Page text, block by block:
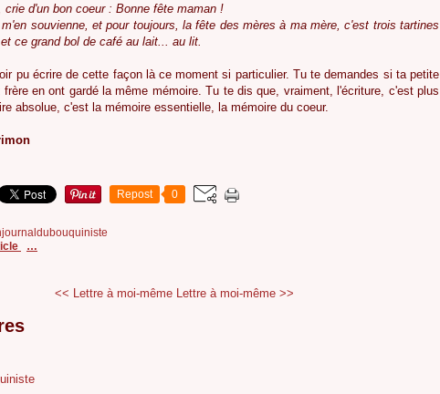
crie d'un bon coeur : Bonne fête maman !
souvienne, et pour toujours, la fête des mères à ma mère, c'est trois tartines
ce grand bol de café au lait... au lit.
pu écrire de cette façon là ce moment si particulier. Tu te demandes si ta petite
en ont gardé la même mémoire. Tu te dis que, vraiment, l'écriture, c'est plus
absolue, c'est la mémoire essentielle, la mémoire du coeur.
Repost 0
…
<< Lettre à moi-même Lettre à moi-même >>